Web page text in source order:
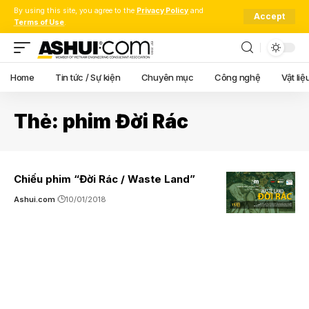
By using this site, you agree to the Privacy Policy and
Terms of Use.
Accept
Home Tin tức / Sự kiện Chuyên mục Công nghệ Vật
Thẻ: phim Đời Rác
Chiếu phim “Đời Rác / Waste Land”
Ashui.com 10/01/2018